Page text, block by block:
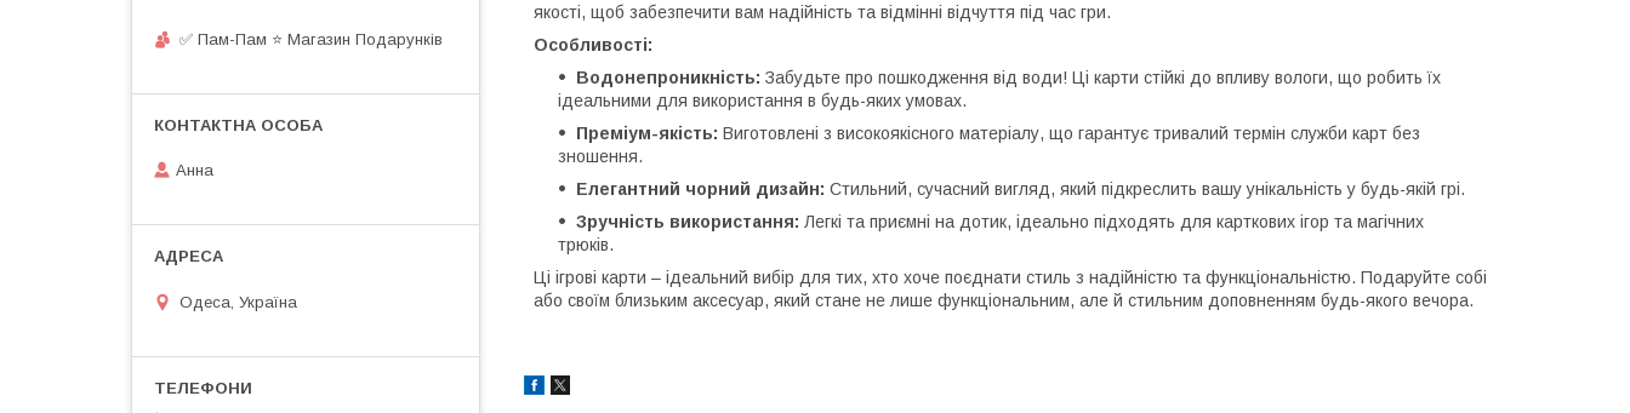
якості, щоб забезпечити вам надійність та відмінні відчуття під час гри.
Особливості:
Водонепроникність: Забудьте про пошкодження від води! Ці карти стійкі до впливу вологи, що робить їх
ідеальними для використання в будь-яких умовах.
Преміум-якість: Виготовлені з високоякісного матеріалу, що гарантує тривалий термін служби карт без
зношення.
Елегантний чорний дизайн: Стильний, сучасний вигляд, який підкреслить вашу унікальність у будь-якій грі.
Зручність використання: Легкі та приємні на дотик, ідеально підходять для карткових ігор та магічних
трюків.
Ці ігрові карти – ідеальний вибір для тих, хто хоче поєднати стиль з надійністю та функціональністю. Подаруйте собі
або своїм близьким аксесуар, який стане не лише функціональним, але й стильним доповненням будь-якого вечора.
✅ Пам-Пам ⭐ Магазин Подарунків
Анна
Одеса, Україна